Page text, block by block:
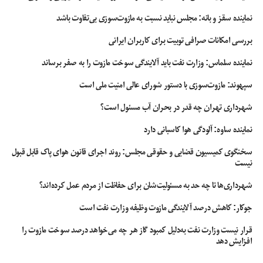
کالاهای مصرفی
و… از جمله مواردی هستند که از طریق این بندر ترخیص می‌شوند. این تنوع در نوع
کالاها نشان از اهمیت و نقش گسترده بندر بوشهر در تجارت کشور دارد.
این بندر با دارا بودن زیرساخت‌های مجهز و نیروی انسانی متخصص توانسته است
فرآیند ترخیص را برای انواع کالاها تسهیل کند. همچنین این بندر به دلیل نزدیکی به
منابع انرژی و مراکز صنعتی، امکان ترخیص سریع و کارآمد کالاهای صنعتی و انرژی را
نیز فراهم کرده است. بنابراین، تنوع گسترده‌ای از کالاها در این بندر ترخیص و به
مقاصد داخلی و خارجی ارسال می‌گردند.
نقش بندر بوشهر در تجارت بین المللی
نماینده سقز و بانه: مجلس نباید نسبت به مازوت‌سوزی بی‌تفاوت باشد
بررسی امکانات صرافی توبیت برای کاربران ایرانی
نماینده سلماس: وزارت نفت باید آلایندگی سوخت مازوت را به صفر برساند
سپهوند:‌ مازوت‌سوزی با دستور شورای عالی امنیت ملی است
شهرداری تهران چه قدر در بحران آب مسئول است؟
نماینده ساوه: آلودگی هوا کاسبانی دارد
سخنگوی کمیسیون قضایی و حقوقی مجلس: روند اجرای قانون هوای پاک قابل قبول
نیست
شهرداری‌ها تا چه حد به مسئولیت‌شان برای حفاظت از مردم عمل کرده‌اند؟
جوکار: کاهش درصد آلایندگی مازوت وظیفه وزارت نفت است
قرار نیست وزارت نفت به‌دلیل کمبود گاز هر چه می‌خواهد درصد سوخت مازوت را
افزایش دهد